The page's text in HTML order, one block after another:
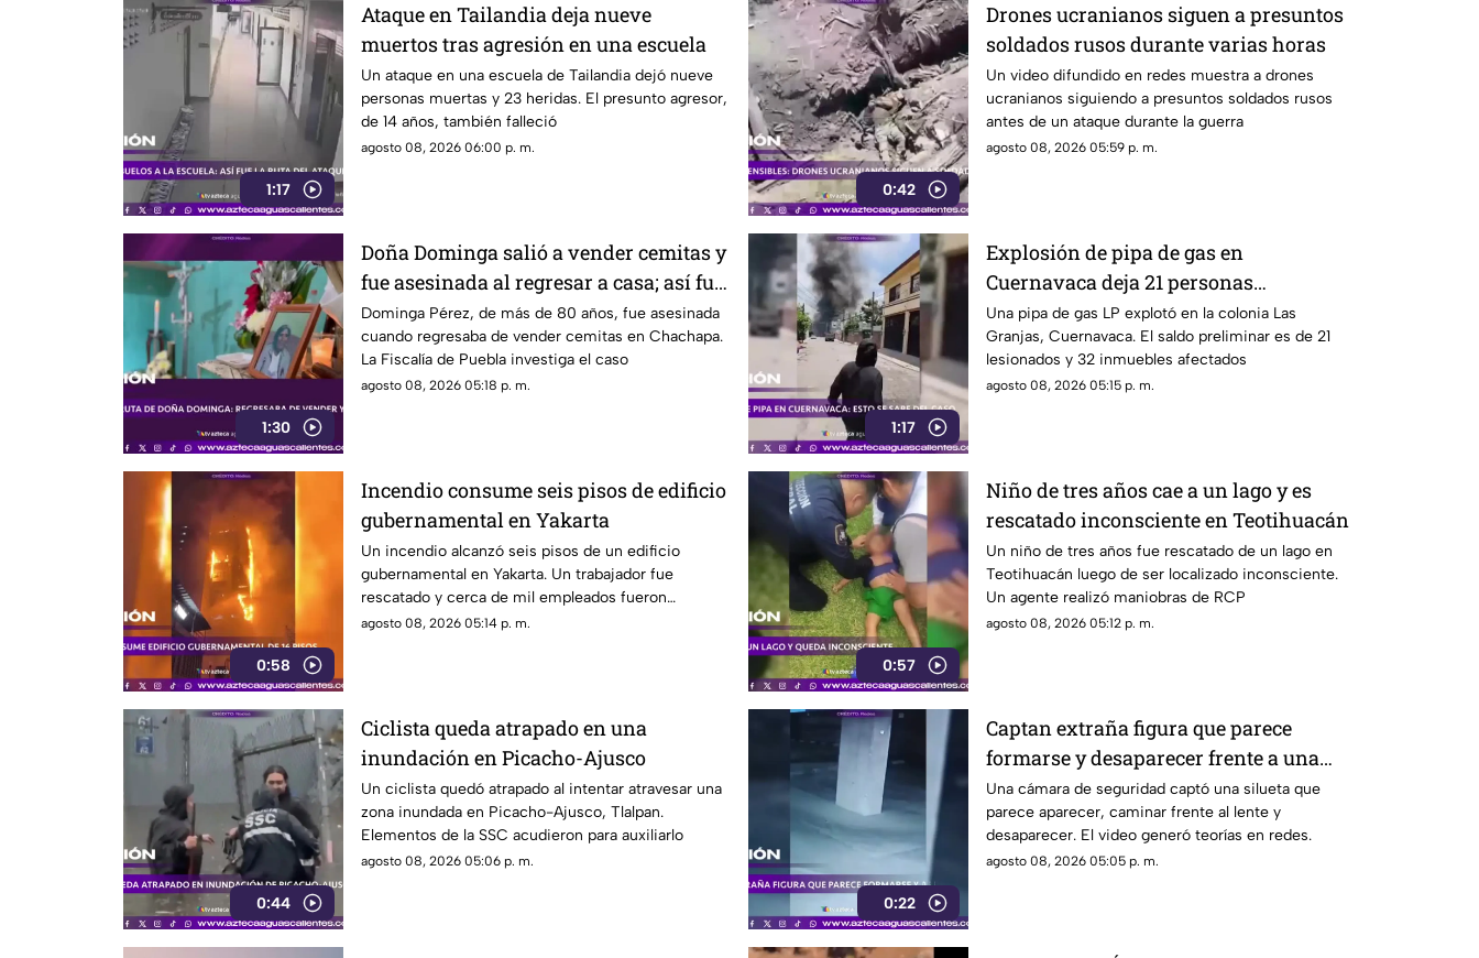
1:17
Ataque en Tailandia deja nueve
muertos tras agresión en una escuela
Un ataque en una escuela de Tailandia dejó nueve
personas muertas y 23 heridas. El presunto agresor,
de 14 años, también falleció
agosto 08, 2026 06:00 p. m.
0:42
Drones ucranianos siguen a presuntos
soldados rusos durante varias horas
Un video difundido en redes muestra a drones
ucranianos siguiendo a presuntos soldados rusos
antes de un ataque durante la guerra
agosto 08, 2026 05:59 p. m.
1:30
Doña Dominga salió a vender cemitas y
fue asesinada al regresar a casa; así fue
la agresión (VIDEO)
Dominga Pérez, de más de 80 años, fue asesinada
cuando regresaba de vender cemitas en Chachapa.
La Fiscalía de Puebla investiga el caso
agosto 08, 2026 05:18 p. m.
1:17
Explosión de pipa de gas en
Cuernavaca deja 21 personas
lesionadas
Una pipa de gas LP explotó en la colonia Las
Granjas, Cuernavaca. El saldo preliminar es de 21
lesionados y 32 inmuebles afectados
agosto 08, 2026 05:15 p. m.
0:58
Incendio consume seis pisos de edificio
gubernamental en Yakarta
Un incendio alcanzó seis pisos de un edificio
gubernamental en Yakarta. Un trabajador fue
rescatado y cerca de mil empleados fueron
reubicados
agosto 08, 2026 05:14 p. m.
0:57
Niño de tres años cae a un lago y es
rescatado inconsciente en Teotihuacán
Un niño de tres años fue rescatado de un lago en
Teotihuacán luego de ser localizado inconsciente.
Un agente realizó maniobras de RCP
agosto 08, 2026 05:12 p. m.
0:44
Ciclista queda atrapado en una
inundación en Picacho-Ajusco
Un ciclista quedó atrapado al intentar atravesar una
zona inundada en Picacho-Ajusco, Tlalpan.
Elementos de la SSC acudieron para auxiliarlo
agosto 08, 2026 05:06 p. m.
0:22
Captan extraña figura que parece
formarse y desaparecer frente a una
cámara
Una cámara de seguridad captó una silueta que
parece aparecer, caminar frente al lente y
desaparecer. El video generó teorías en redes.
agosto 08, 2026 05:05 p. m.